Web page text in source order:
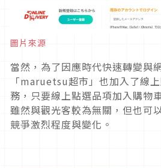
圖片來源
當然，為了因應時代快速轉變與
「maruetsu超市」也加入了線
務，只要線上點選品項加入購物
雖然與觀光客較為無關，但也可
競爭激烈程度與變化。